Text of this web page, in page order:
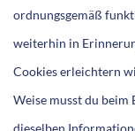
ordnungsgemäß
weiterhin in
Cookies erleichtern
Weise musst du
dieselben